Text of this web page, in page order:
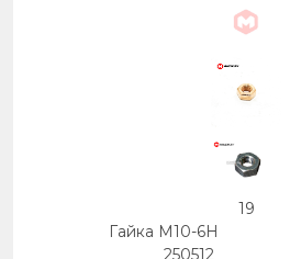
19
Гайка М10-6Н
250512